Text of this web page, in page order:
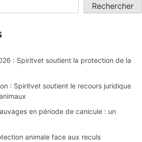
Rechercher
: Spiritvet soutient la protection de la
: Spiritvet soutient le recours juridique
en période de canicule : un
animale face aux reculs